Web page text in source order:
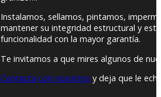
Instalamos, sellamos, pintamos,
mantener su integridad estructural y
funcionalidad con la mayor garantía.
Te invitamos a que mires algunos de
Contacta con nosotros y deja que le